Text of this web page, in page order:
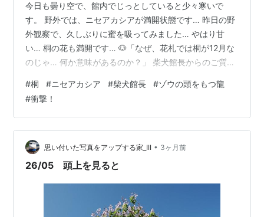
今日も曇り空で、館内でじっとしていると少々寒いで
す。 野外では、ニセアカシアが満開状態です… 昨日の野
外観察で、久しぶりに蜜を吸ってみました… やはり甘
い… 桐の花も満開です… 🐶「なぜ、花札では桐が12月な
のじゃ… 何か意味があるのか？」 柴犬館長からのご質問
まる木として、 中国では神聖な植物だとされていたとの
こと… それで、桐と鳳凰が花札にも描かれています… 🐶
「手〇先生の火の鳥じゃ！」 中国の伝説によると、りっ
ぱな皇帝が即位する時、 吉兆の印として「鳳凰」が現れ
るとのこと。 これが日本に伝わり、天皇家の家紋として
昔から大切に使われてき…
#桐 #ニセアカシア #柴犬館長 #ゾウの頭をもつ龍
#衝撃！
思い付いた写真をアップする家_III • 3ヶ月前
26/05 頭上を見ると